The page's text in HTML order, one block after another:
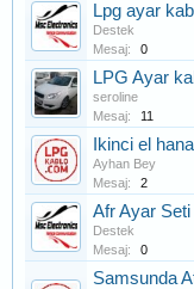
Lpg ayar
Destek
Mesaj:
0
LPG Ayar
seroline
Mesaj:
11
Ikinci el
Ayhan Bey
Mesaj:
2
Afr Ayar Seti
Destek
Mesaj:
0
Samsunda